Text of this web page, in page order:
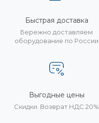
Быстрая доставка
Бережно доставляем
оборудование по России
Выгодные цены
Скидки. Возврат НДС 20%